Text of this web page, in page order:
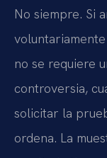
No siempre. Si
no se requiere
controversia,
solicitar la
ordena. La